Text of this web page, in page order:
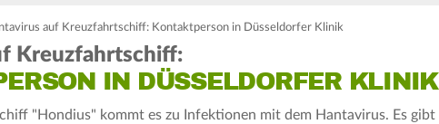
auf Kreuzfahrtschiff: Kontaktperson in Düsseldorfer Klinik
Kreuzfahrtschiff:
IN DÜSSELDORFER KLINIK
"Hondius" kommt es zu Infektionen mit dem Hantavirus. Es gibt